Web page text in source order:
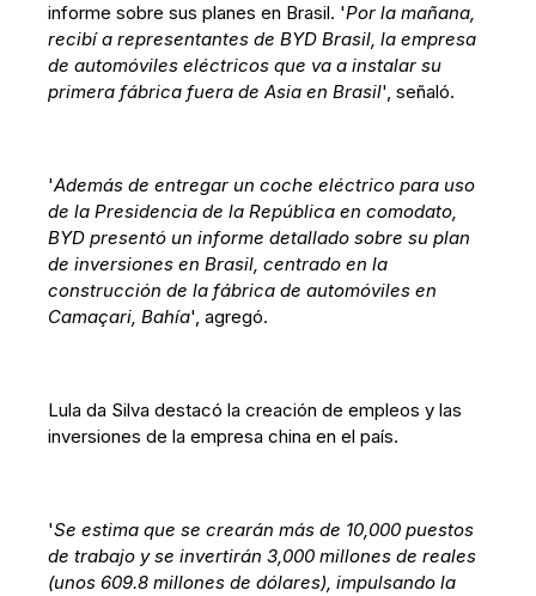
informe sobre sus planes en Brasil. 'Por la mañana,
recibí a representantes de BYD Brasil, la empresa
de automóviles eléctricos que va a instalar su
primera fábrica fuera de Asia en Brasil', señaló.
'Además de entregar un coche eléctrico para uso
de la Presidencia de la República en comodato,
BYD presentó un informe detallado sobre su plan
de inversiones en Brasil, centrado en la
construcción de la fábrica de automóviles en
Camaçari, Bahía', agregó.
Lula da Silva destacó la creación de empleos y las
inversiones de la empresa china en el país.
'Se estima que se crearán más de 10,000 puestos
de trabajo y se invertirán 3,000 millones de reales
(unos 609.8 millones de dólares), impulsando la